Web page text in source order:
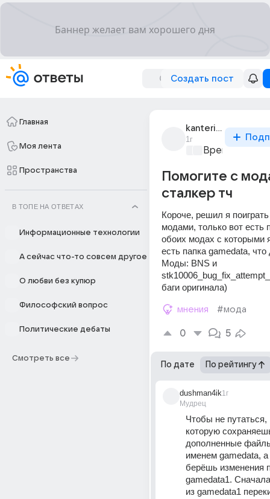
Создать пост
Главная
Моя лента
Пространства
В ТОПЕ НА ОТВЕТАХ
Информационные технологии
А сейчас что-то совсем другое
О любви без купюр
Философский вопрос
Политические дебаты
Смотреть все
kanteris_1
1г
Время игр
Помогите с
сталкер тч
Короче, решил я
модами, только вот есть
обоих модах с которыми
есть папка gamedata, что
Моды: BNS и
баги оригинала)
мнения #мода
0 5
По дате По рейтингу
dushman4ik
Мудрец
1г
Чтобы не путаться,
которую
дополненные
именем gamedata, а
берёшь изменения
gamedata1.
из gamedata1